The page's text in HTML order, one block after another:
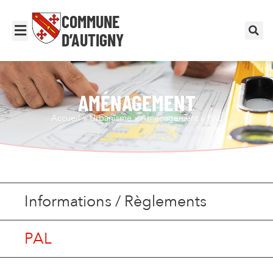
COMMUNE
D’AUTIGNY
AMÉNAGEMENT
Accueil»Urbanisme»Aménagement»PAL
Informations / Règlements
PAL